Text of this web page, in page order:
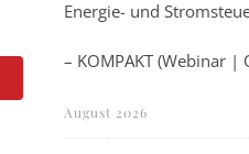
Energie- und
– KOMPAKT (Webinar |
August 2026